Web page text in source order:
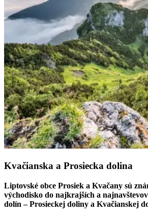
Kvačianska a Prosiecka dolina
Liptovské obce Prosiek a Kvačany sú
východisko do najkrajších a
dolín – Prosieckej doliny a Kvačianskej